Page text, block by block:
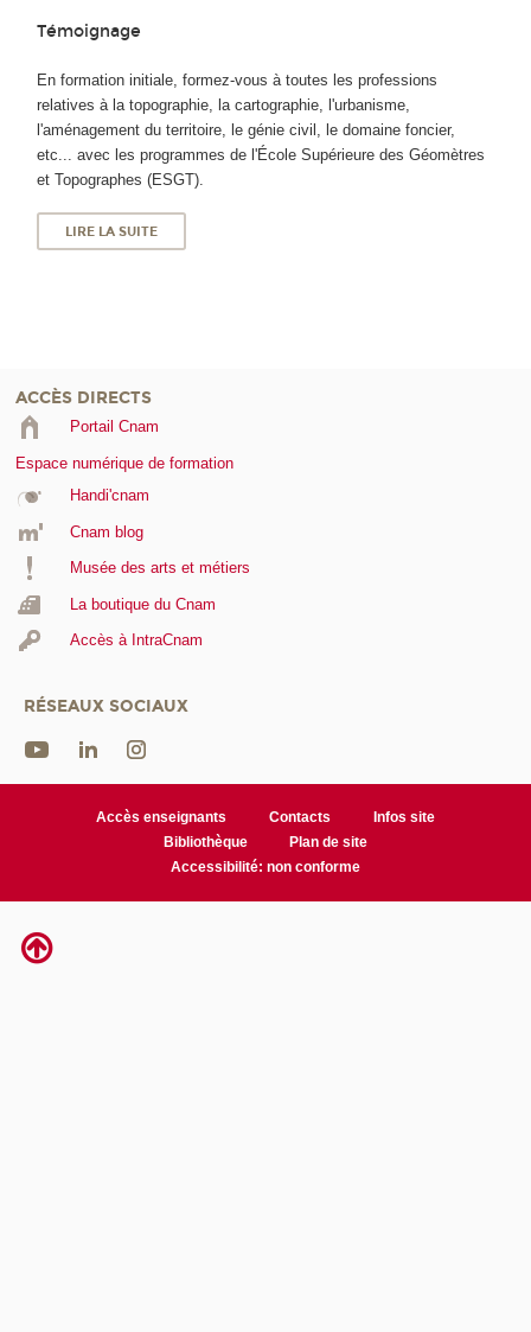
Témoignage
En formation initiale, formez-vous à toutes les professions
relatives à la topographie, la cartographie, l'urbanisme,
l'aménagement du territoire, le génie civil, le domaine foncier,
etc... avec les programmes de l'École Supérieure des Géomètres
et Topographes (ESGT).
LIRE LA SUITE
ACCÈS DIRECTS
Portail Cnam
Espace numérique de formation
Handi'cnam
Cnam blog
Musée des arts et métiers
La boutique du Cnam
Accès à IntraCnam
RÉSEAUX SOCIAUX
Accès enseignants Contacts
Infos site
Bibliothèque
Plan de site
Accessibilité: non conforme